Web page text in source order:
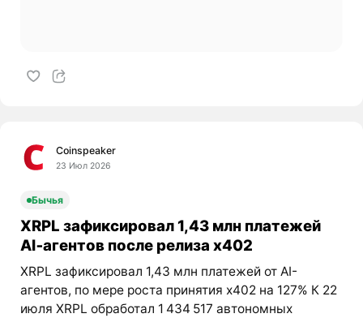
Coinspeaker
23 Июл 2026
Бычья
XRPL зафиксировал 1,43 млн платежей
AI‑агентов после релиза x402
XRPL зафиксировал 1,43 млн платежей от AI-
агентов, по мере роста принятия x402 на 127% К 22
июля XRPL обработал 1 434 517 автономных